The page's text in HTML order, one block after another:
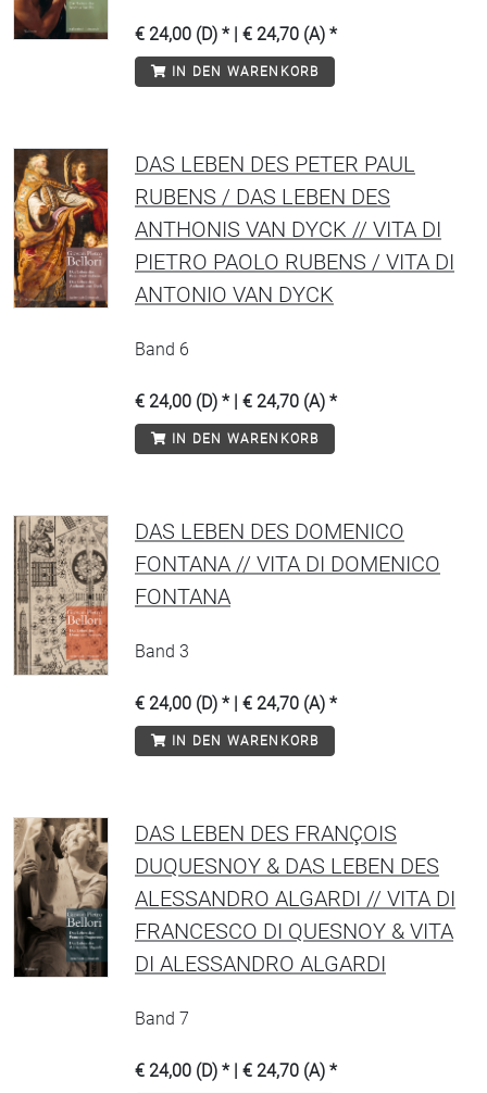
€ 24,00 (D) * | € 24,70 (A) *
IN DEN WARENKORB
DAS LEBEN DES PETER PAUL
RUBENS / DAS LEBEN DES
ANTHONIS VAN DYCK // VITA DI
PIETRO PAOLO RUBENS / VITA DI
ANTONIO VAN DYCK
Band 6
€ 24,00 (D) * | € 24,70 (A) *
IN DEN WARENKORB
DAS LEBEN DES DOMENICO
FONTANA // VITA DI DOMENICO
FONTANA
Band 3
€ 24,00 (D) * | € 24,70 (A) *
IN DEN WARENKORB
DAS LEBEN DES FRANÇOIS
DUQUESNOY & DAS LEBEN DES
ALESSANDRO ALGARDI // VITA DI
FRANCESCO DI QUESNOY & VITA
DI ALESSANDRO ALGARDI
Band 7
€ 24,00 (D) * | € 24,70 (A) *